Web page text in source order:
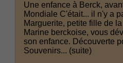
Une enfance à Berck,
Mondiale C'était... il n'y a
Marguerite, petite fille de
Marine berckoise, vous
son enfance. Découverte
Souvenirs... (suite)